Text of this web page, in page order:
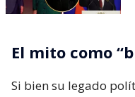
El mito como
Si bien su legado